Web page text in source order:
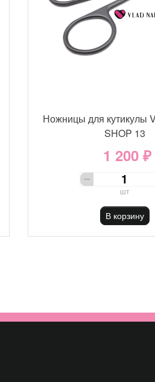
Ножницы для кутикулы
SHOP 13
1 200 ₽
шт
В корзину